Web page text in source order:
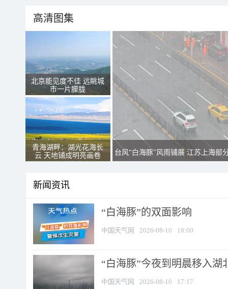
高清图集
北京能见度不佳 远眺城
市一片朦胧
青海湖畔：湖光花海长
云 天地铺成明亮画卷
台风“白海豚”风雨铺展 江苏上海部
新闻资讯
​“白海豚”的双面影响
中国天气网 2026-08-10 18:00
“白海豚”今夜到明晨移入湖
中国天气网 2026-08-10 17:17